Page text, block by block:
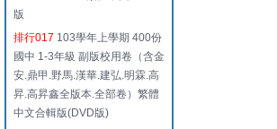
版
排行017 103學年上學期 400份
國中 1-3年級 副版校用卷（含金
安.鼎甲.野馬.漢華.建弘.明霖.高
昇.高昇鑫全版本.全部卷）繁體
中文合輯版(DVD版)